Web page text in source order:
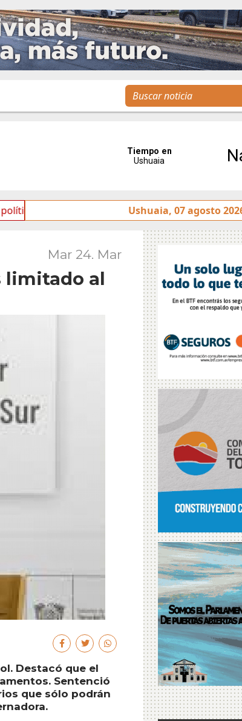
«ficha limpia» Se realizó la reunión de
Ushuaia, 07 agosto
Mar 24. Mar
limitado al
Destacó que el
Sentenció
que sólo podrán